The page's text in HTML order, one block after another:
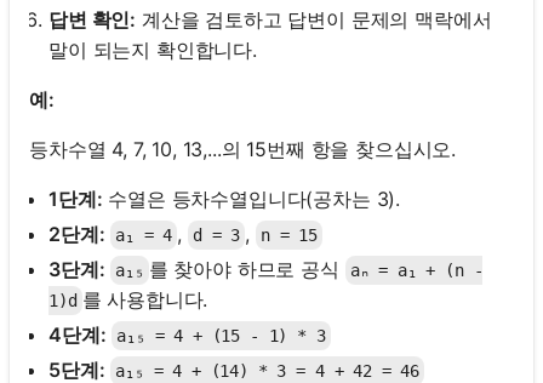
답변 확인: 계산을 검토하고 답변이 문제의 맥락에서
말이 되는지 확인합니다.
예:
등차수열 4, 7, 10, 13,...의 15번째 항을 찾으십시오.
1단계: 수열은 등차수열입니다(공차는 3).
2단계:
a₁ = 4 , d = 3 , n = 15
3단계: a₁₅ 를 찾아야 하므로 공식
aₙ = a₁ + (n -
1)d 를 사용합니다.
4단계:
a₁₅ = 4 + (15 - 1) * 3
5단계: a₁₅ = 4 + (14) * 3 = 4 + 42 = 46